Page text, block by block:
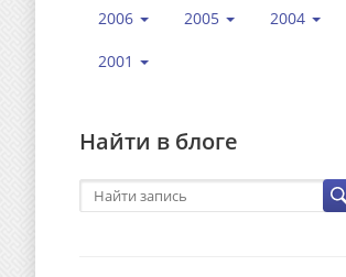
2006 2005 2004
2001
Найти в блоге